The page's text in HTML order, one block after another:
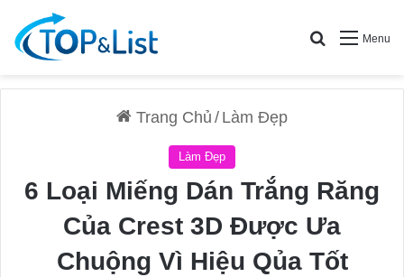
Menu
Search for
Trang Chủ / Làm Đẹp
Làm Đẹp
6 Loại Miếng Dán Trắng Răng
Của Crest 3D Được Ưa
Chuộng Vì Hiệu Qủa Tốt